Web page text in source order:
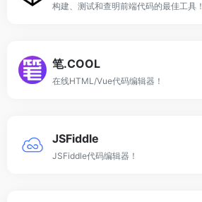
构建、测试和查明前端代码的最佳工具！
笔.COOL
在线HTML/Vue代码编辑器！
JSFiddle
JSFiddle代码编辑器！